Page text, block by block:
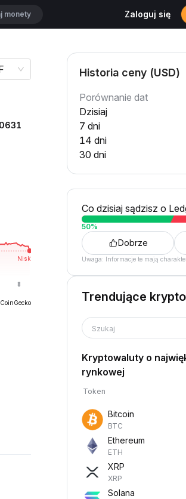
Zaloguj się
Historia ceny (USD)
Porównanie dat
Dzisiaj
7 dni
14 dni
30 dni
Co dzisiaj sądzisz o
50%
Dobrze
Uwaga: Informacje te mają
Trendujące
Szukaj
Kryptowaluty o
rynkowej
Token
Bitcoin
BTC
Ethereum
ETH
XRP
XRP
Solana